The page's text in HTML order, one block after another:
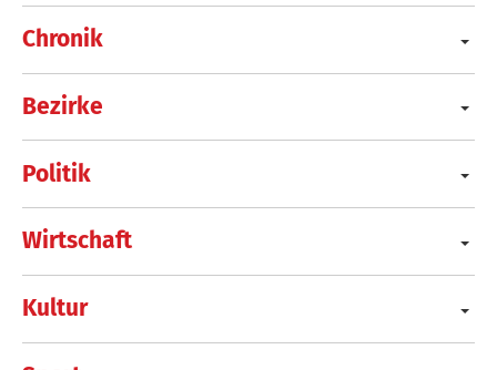
Chronik
Bezirke
Politik
Wirtschaft
Kultur